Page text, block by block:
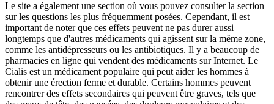
Le site a également une section où vous pouvez consulter la section
sur les questions les plus fréquemment posées. Cependant, il est
important de noter que ces effets peuvent ne pas durer aussi
longtemps que d'autres médicaments qui agissent sur la même zone,
comme les antidépresseurs ou les antibiotiques. Il y a beaucoup de
pharmacies en ligne qui vendent des médicaments sur Internet. Le
Cialis est un médicament populaire qui peut aider les hommes à
obtenir une érection ferme et durable. Certains hommes peuvent
rencontrer des effets secondaires qui peuvent être graves, tels que